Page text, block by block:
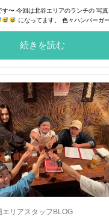
す〜 今回は北谷エリアのランチの 写
になってます。 色々ハンバーガ
続きを読む
エリアスタッフBLOG